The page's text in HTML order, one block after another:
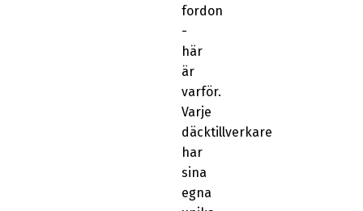
fordon
-
här
är
varför.
Varje
däcktillverkare
har
sina
egna